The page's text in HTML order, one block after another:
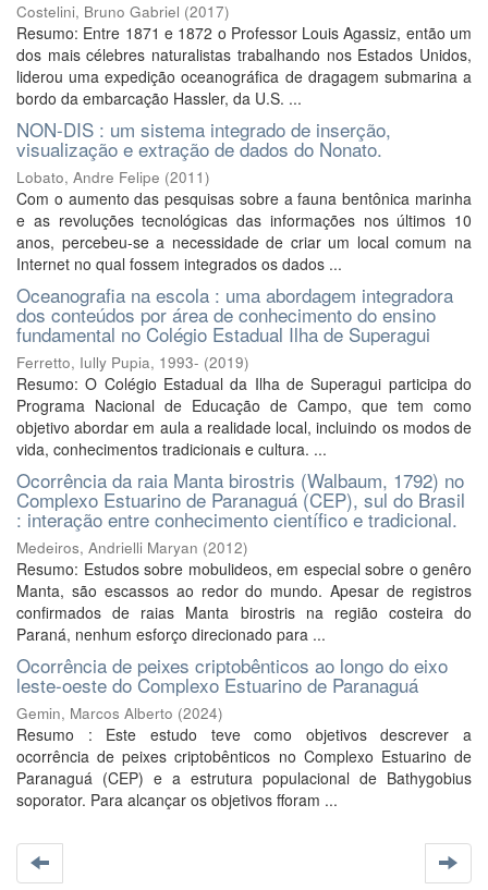
Costelini, Bruno Gabriel (2017)
Resumo: Entre 1871 e 1872 o Professor Louis Agassiz, então um
dos mais célebres naturalistas trabalhando nos Estados Unidos,
liderou uma expedição oceanográfica de dragagem submarina a
bordo da embarcação Hassler, da U.S. ...
NON-DIS : um sistema integrado de inserção,
visualização e extração de dados do Nonato.
Lobato, Andre Felipe (2011)
Com o aumento das pesquisas sobre a fauna bentônica marinha
e as revoluções tecnológicas das informações nos últimos 10
anos, percebeu-se a necessidade de criar um local comum na
Internet no qual fossem integrados os dados ...
Oceanografia na escola : uma abordagem integradora
dos conteúdos por área de conhecimento do ensino
fundamental no Colégio Estadual Ilha de Superagui
Ferretto, Iully Pupia, 1993- (2019)
Resumo: O Colégio Estadual da Ilha de Superagui participa do
Programa Nacional de Educação de Campo, que tem como
objetivo abordar em aula a realidade local, incluindo os modos de
vida, conhecimentos tradicionais e cultura. ...
Ocorrência da raia Manta birostris (Walbaum, 1792) no
Complexo Estuarino de Paranaguá (CEP), sul do Brasil
: interação entre conhecimento científico e tradicional.
Medeiros, Andrielli Maryan (2012)
Resumo: Estudos sobre mobulideos, em especial sobre o genêro
Manta, são escassos ao redor do mundo. Apesar de registros
confirmados de raias Manta birostris na região costeira do
Paraná, nenhum esforço direcionado para ...
Ocorrência de peixes criptobênticos ao longo do eixo
leste-oeste do Complexo Estuarino de Paranaguá
Gemin, Marcos Alberto (2024)
Resumo : Este estudo teve como objetivos descrever a
ocorrência de peixes criptobênticos no Complexo Estuarino de
Paranaguá (CEP) e a estrutura populacional de Bathygobius
soporator. Para alcançar os objetivos fforam ...